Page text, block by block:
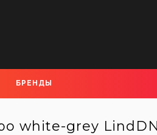
БРЕНДЫ
white-grey